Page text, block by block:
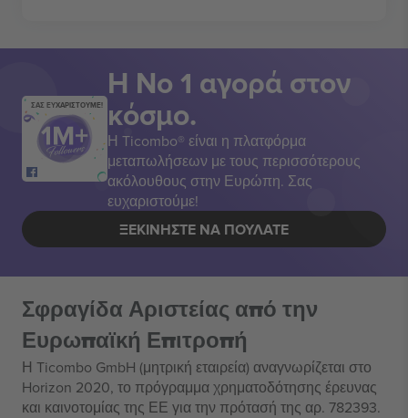
ΣΑΣ ΕΥΧΑΡΙΣΤΟΥΜΕ!
Η Νο 1 αγορά στον
κόσμο.
Η Ticombo® είναι η πλατφόρμα
μεταπωλήσεων με τους περισσότερους
ακόλουθους στην Ευρώπη. Σας
ευχαριστούμε!
ΞΕΚΙΝΉΣΤΕ ΝΑ ΠΟΥΛΆΤΕ
Σφραγίδα Αριστείας από την
Ευρωπαϊκή Επιτροπή
Η Ticombo GmbH (μητρική εταιρεία) αναγνωρίζεται στο
Horizon 2020, το πρόγραμμα χρηματοδότησης έρευνας
και καινοτομίας της ΕΕ για την πρότασή της αρ. 782393.